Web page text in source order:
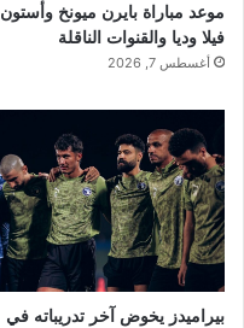
موعد مباراة بايرن ميونخ وأستون
فيلا وديا والقنوات الناقلة
أغسطس 7, 2026
بيراميدز يخوض آخر تدريباته في